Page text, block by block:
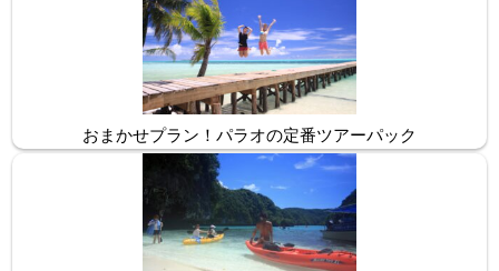
おまかせプラン！パラオの定番ツアーパック